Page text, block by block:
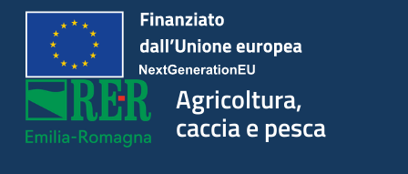
Piani programmi
progetti
Agricoltura,
caccia e pesca